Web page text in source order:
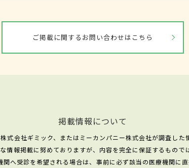
ご掲載に関するお問い合わせはこちら
掲載情報について
式会社ギミック、またはミーカンパニー株式会社が調査した
情報掲載に努めておりますが、内容を完全に保証するもので
へ受診を希望される場合は、事前に必ず該当の医療機関に直